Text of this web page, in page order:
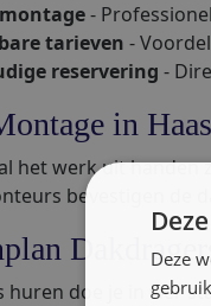
-
tarieven -
reservering -
in
het werk uit
bevestigen de
huren doe je in vier
Deze